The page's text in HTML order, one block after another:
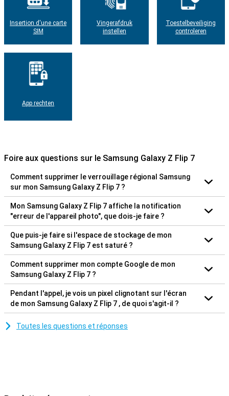
Insertion d'une carte
SIM
Vingerafdruk
instellen
Toestelbeveiliging
controleren
App rechten
Foire aux questions sur le Samsung Galaxy Z Flip 7
Comment supprimer le verrouillage régional Samsung
sur mon Samsung Galaxy Z Flip 7 ?
Mon Samsung Galaxy Z Flip 7 affiche la notification
"erreur de l'appareil photo", que dois-je faire ?
Que puis-je faire si l'espace de stockage de mon
Samsung Galaxy Z Flip 7 est saturé ?
Comment supprimer mon compte Google de mon
Samsung Galaxy Z Flip 7 ?
Pendant l'appel, je vois un pixel clignotant sur l'écran
de mon Samsung Galaxy Z Flip 7 , de quoi s'agit-il ?
Toutes les questions et réponses